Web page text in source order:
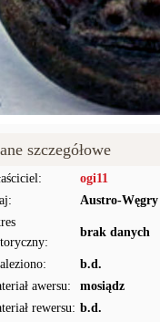
szczegółowe
ogi11
Austro-Węgry
brak danych
b.d.
awersu:
mosiądz
rewersu: b.d.